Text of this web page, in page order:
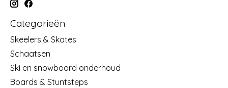
Categorieën
Skeelers & Skates
Schaatsen
Ski en snowboard onderhoud
Boards & Stuntsteps